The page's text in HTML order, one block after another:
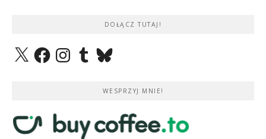
DOŁĄCZ TUTAJ!
X FacebookInstagramTumblrBluesky
WESPRZYJ MNIE!